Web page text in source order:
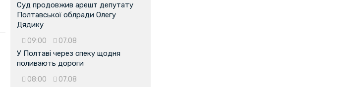
Суд продовжив арешт депутату
Полтавської облради Олегу
Дядику
09:00 07.08
У Полтаві через спеку щодня
поливають дороги
08:00 07.08